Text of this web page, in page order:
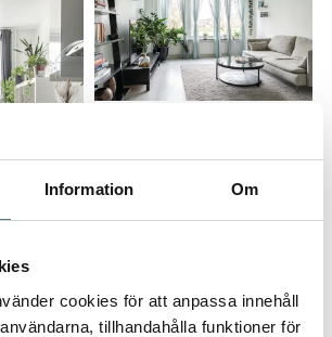
Information Om
cookies för att anpassa innehåll
tillhandahålla funktioner för
sovrummet med utmärkta
och direkt tillgång till den rymliga,
Här kan du njuta av solen från morgon
och härlig miljö – oavsett om det handlar
tidlöst med bra förvaring, goda
för matbord. Här lagar du gärna
och modernt utrustat med både
– smidigt och praktiskt för
ALLA BILDER (11)